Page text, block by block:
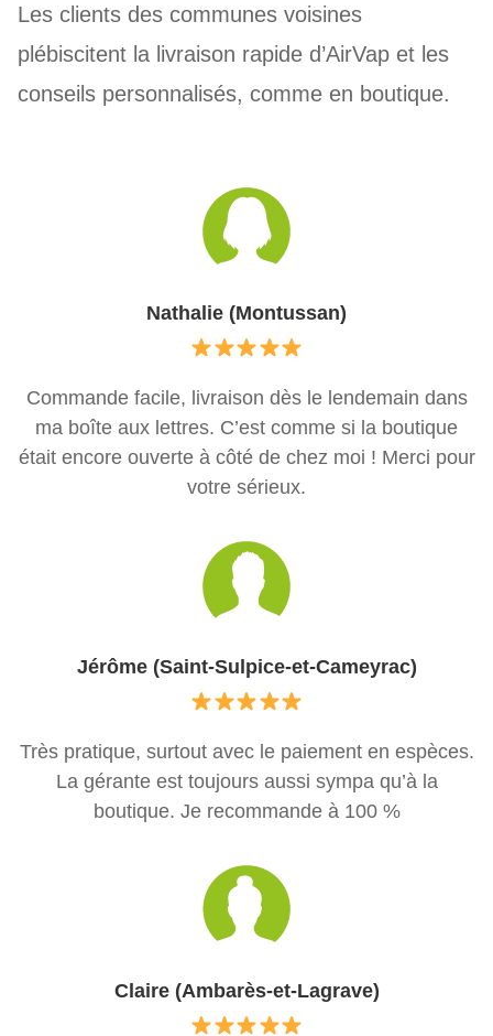
Les clients des communes voisines
plébiscitent la livraison rapide d’AirVap et les
conseils personnalisés, comme en boutique.
Nathalie (Montussan)
Commande facile, livraison dès le lendemain dans
ma boîte aux lettres. C’est comme si la boutique
était encore ouverte à côté de chez moi ! Merci pour
votre sérieux.
Jérôme (Saint-Sulpice-et-Cameyrac)
Très pratique, surtout avec le paiement en espèces.
La gérante est toujours aussi sympa qu’à la
boutique. Je recommande à 100 %
Claire (Ambarès-et-Lagrave)